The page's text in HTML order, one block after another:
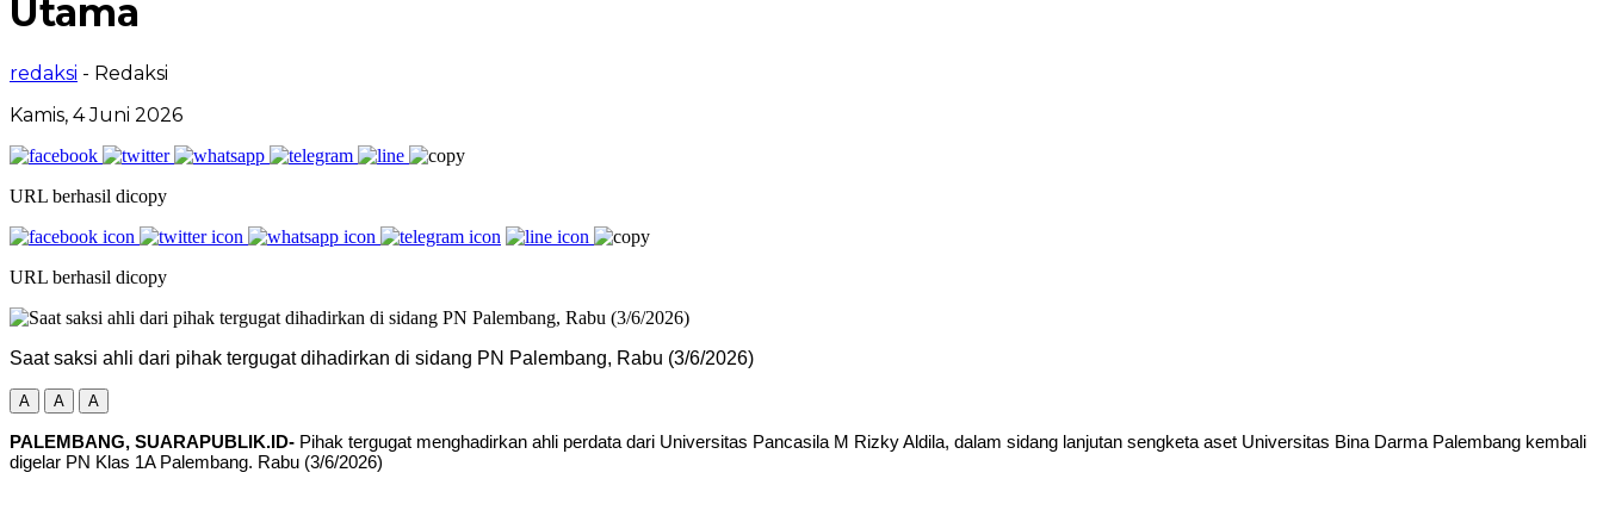
Utama
redaksi - Redaksi
Kamis, 4 Juni 2026
URL berhasil dicopy
URL berhasil dicopy
Saat saksi ahli dari pihak tergugat dihadirkan di sidang PN Palembang, Rabu (3/6/2026)
A A A
‎PALEMBANG, SUARAPUBLIK.ID- Pihak tergugat menghadirkan ahli perdata dari Universitas Pancasila M Rizky Aldila, dalam sidang lanjutan sengketa aset Universitas Bina Darma Palembang kembali
digelar PN Klas 1A Palembang. Rabu (3/6/2026)